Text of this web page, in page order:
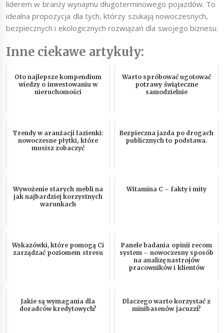
liderem w branży wynajmu długoterminowego pojazdów. To
idealna propozycja dla tych, którzy szukają nowoczesnych,
bezpiecznych i ekologicznych rozwiązań dla swojego biznesu.
Inne ciekawe artykuły:
Oto najlepsze kompendium
wiedzy o inwestowaniu w
nieruchomości
Warto spróbować ugotować
potrawy świąteczne
samodzielnie
Trendy w aranżacji łazienki:
nowoczesne płytki, które
musisz zobaczyć
Bezpieczna jazda po drogach
publicznych to podstawa.
Wywożenie starych mebli na
jak najbardziej korzystnych
warunkach
Witamina C – fakty i mity
Wskazówki, które pomogą Ci
zarządzać poziomem stresu
Panele badania opinii recom
system – nowoczesny sposób
na analizę nastrojów
pracowników i klientów
Jakie są wymagania dla
doradców kredytowych?
Dlaczego warto korzystać z
minibasenów jacuzzi?